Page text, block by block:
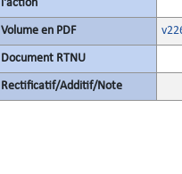
l'action
Volume en PDF
Document RTNU
Rectificatif/Additif/Note